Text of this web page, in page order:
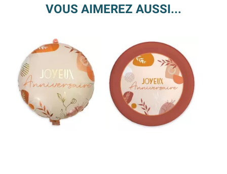
VOUS AIMEREZ AUSSI...